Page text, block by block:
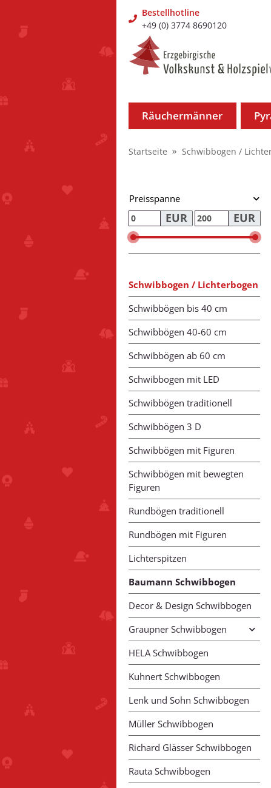
Bestellhotline
+49 (0) 3774 8690120
Räuchermänner
Startseite Schwibbogen /
Preisspanne
EUR EUR
Schwibbogen / Lichterbogen
Schwibbögen bis 40 cm
Schwibbögen 40-60 cm
Schwibbögen ab 60 cm
Schwibbogen mit LED
Schwibbögen traditionell
Schwibbögen 3 D
Schwibbögen mit Figuren
Schwibbögen mit bewegten
Figuren
Rundbögen traditionell
Rundbögen mit Figuren
Lichterspitzen
Baumann Schwibbogen
Decor & Design Schwibbogen
Graupner Schwibbogen
HELA Schwibbogen
Kuhnert Schwibbogen
Lenk und Sohn Schwibbogen
Müller Schwibbogen
Richard Glässer Schwibbogen
Rauta Schwibbogen